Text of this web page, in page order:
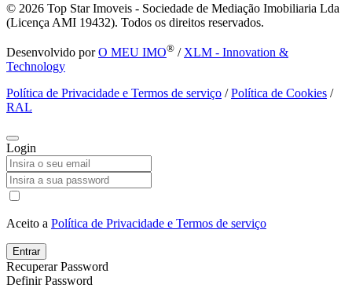
© 2026 Top Star Imoveis - Sociedade de Mediação Imobiliaria Lda
(Licença AMI 19432). Todos os direitos reservados.
Desenvolvido porO MEU IMO® / XLM - Innovation &
Technology
Política de Privacidade e Termos de serviço /Política de Cookies /
RAL
Login
Aceito a Política de Privacidade e Termos de serviço
Entrar
Recuperar Password
Definir Password